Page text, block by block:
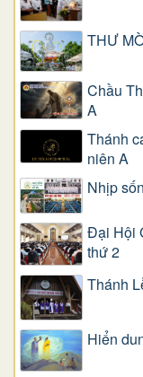
THƯ
Chầu
A
Thánh
niên A
Nhịp
Đại Hội
thứ 2
Thánh
Hiển